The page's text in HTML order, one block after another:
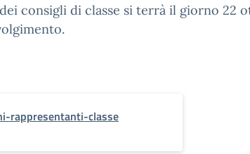
consigli di classe si terrà il giorno 22
rappresentanti-classe